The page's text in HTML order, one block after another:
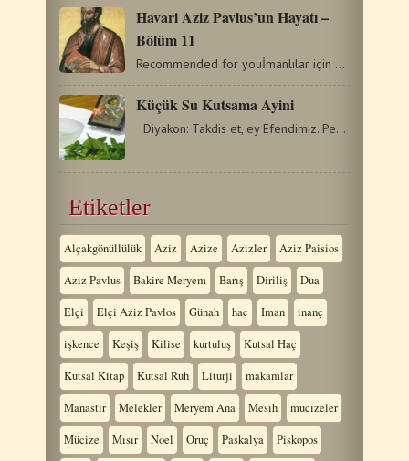
Havari Aziz Pavlus’un Hayatı –
Bölüm 11
Recommended for youİmanlılar için örnek olarak din insanıTanrı…
Küçük Su Kutsama Ayini
Diyakon: Takdis et, ey Efendimiz. Peder: Tanrımız kutsaldır,…
Etiketler
Alçakgönüllülük Aziz Azize Azizler Aziz Paisios
Aziz Pavlus Bakire Meryem Barış Diriliş Dua
Elçi Elçi Aziz Pavlos Günah hac Iman inanç
işkence Keşiş Kilise kurtuluş Kutsal Haç
Kutsal Kitap Kutsal Ruh Liturji makamlar
Manastır Melekler Meryem Ana Mesih mucizeler
Mücize Mısır Noel Oruç Paskalya Piskopos